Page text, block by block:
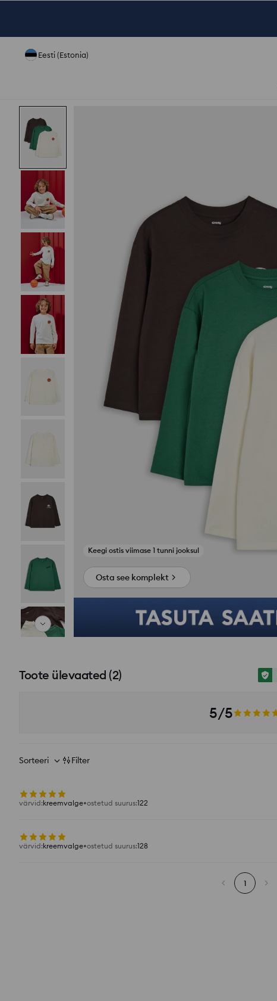
Eesti (Estonia)
Osta see komplekt
Toote ülevaated (2)
5/5
Sorteeri Filter
värvid:kreemvalge ostetud suurus:122
värvid:kreemvalge ostetud suurus:128
1